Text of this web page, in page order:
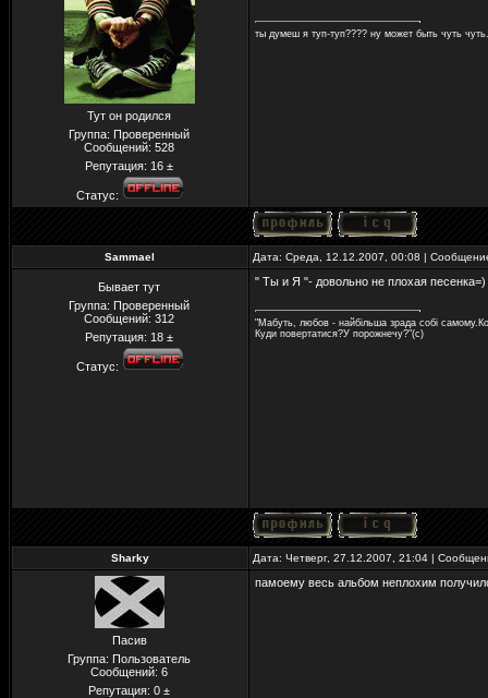
Тут он родился
Группа: Проверенный
Сообщений:528
Репутация: 16 ±
Статус:
ты думеш я туп-туп???? ну может быть чуть
Sammael Дата: Среда, 12.12.2007, 00:08 |
Бывает тут
Группа: Проверенный
Сообщений:312
Репутация: 18 ±
Статус:
" Ты и Я "- довольно не плохая песенка=)
"Мабуть, любов - найбільша зрада собі
Куди повертатися?У порожнечу?"(с)
Sharky Дата: Четверг, 27.12.2007, 21:04 |
Пасив
Группа: Пользователь
Сообщений:6
Репутация:0 ±
памоему весь альбом неплохим